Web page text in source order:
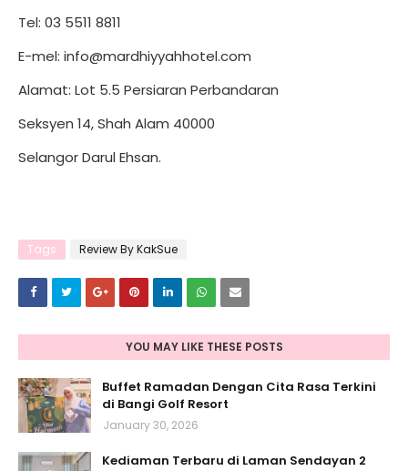
Tel: 03 5511 8811
E-mel: info@mardhiyyahhotel.com
Alamat: Lot 5.5 Persiaran Perbandaran
Seksyen 14, Shah Alam 40000
Selangor Darul Ehsan.
Tags Review By KakSue
YOU MAY LIKE THESE POSTS
Buffet Ramadan Dengan Cita Rasa Terkini
di Bangi Golf Resort
January 30, 2026
Kediaman Terbaru di Laman Sendayan 2